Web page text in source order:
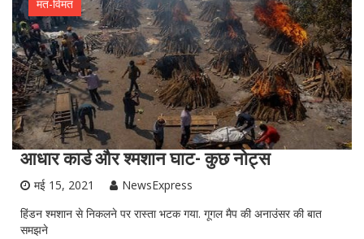
मत-विमत
आधार कार्ड और श्मशान घाट- कुछ नोट्स
मई 15, 2021
NewsExpress
हिंडन श्मशान से निकलने पर रास्ता भटक गया. गूगल मैप की अनाउंसर की बात
समझने